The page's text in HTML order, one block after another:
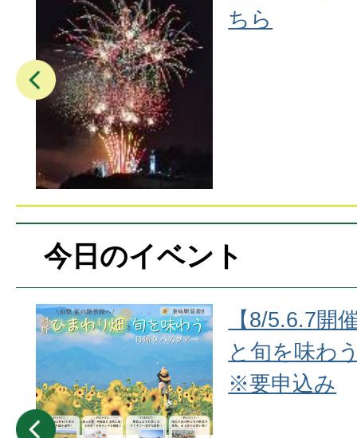
ちら
今日のイベント
【8/5.6.7開
と旬を味わ
※要申込み